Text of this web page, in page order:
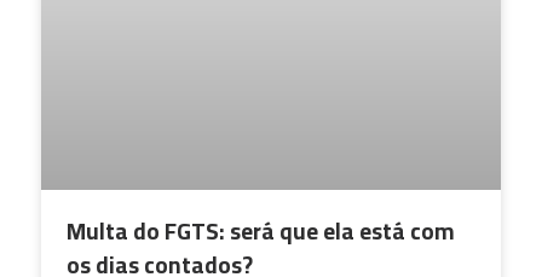
Multa do FGTS: será que ela está com
os dias contados?